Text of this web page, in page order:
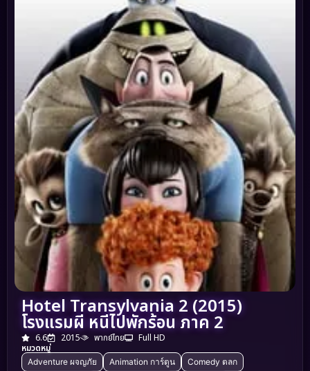
Hotel Transylvania 2 (2015)
โรงแรมผี หนีไปพักร้อน ภาค 2
6.6 2015 พากย์ไทย
Full HD
หมวดหมู่
Adventure ผจญภัย Animation การ์ตูน
Comedy ตลก